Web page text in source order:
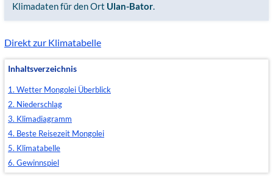
Klimadaten für den Ort Ulan-Bator.
Direkt zur Klimatabelle
Inhaltsverzeichnis
1. Wetter Mongolei Überblick
2. Niederschlag
3. Klimadiagramm
4. Beste Reisezeit Mongolei
5. Klimatabelle
6. Gewinnspiel